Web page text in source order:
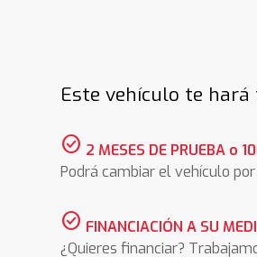
Este vehículo te hará
check_circle 2 MESES DE PRUEBA o
Podrá cambiar el vehículo
check_circle FINANCIACIÓN A SU
¿Quieres financiar?